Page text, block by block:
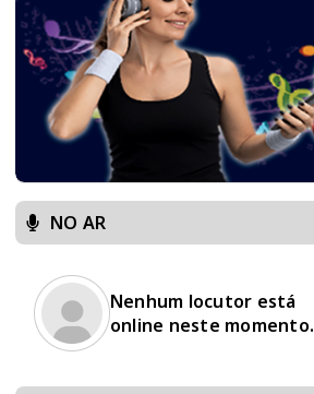
NO AR
Nenhum locutor está
online neste momento.